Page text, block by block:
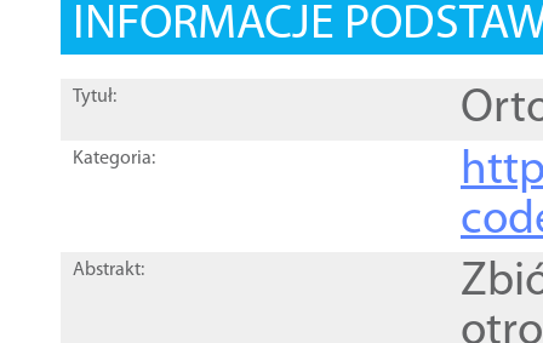
INFORMACJE
Tytuł:
Kategoria:
Abstrakt: